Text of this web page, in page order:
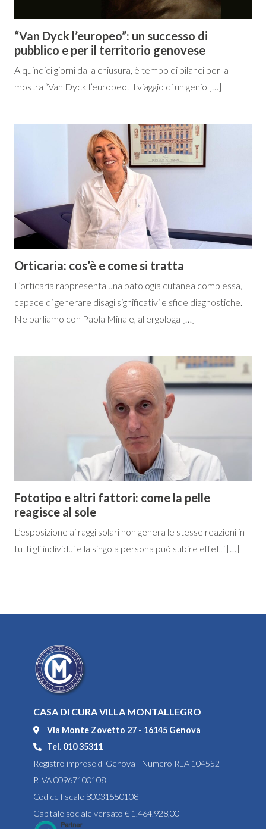
“Van Dyck l’europeo”: un successo di
pubblico e per il territorio genovese
A quindici giorni dalla chiusura, è tempo di bilanci per la
mostra “Van Dyck l’europeo. Il viaggio di un genio […]
Orticaria: cos’è e come si tratta
L’orticaria rappresenta una patologia cutanea complessa,
capace di generare disagi significativi e sfide diagnostiche.
Ne parliamo con Paola Minale, allergologa […]
Fototipo e altri fattori: come la pelle
reagisce al sole
L’esposizione ai raggi solari non genera le stesse reazioni in
tutti gli individui e la singola persona può subire effetti […]
CASA DI CURA VILLA MONTALLEGRO
Via Monte Zovetto 27 - 16145 Genova
Tel. 010 35311
Registro imprese di Genova - Numero REA 104552
P.IVA 00967100108
Codice fiscale 80031550108
Capitale sociale versato € 1.464.928,00